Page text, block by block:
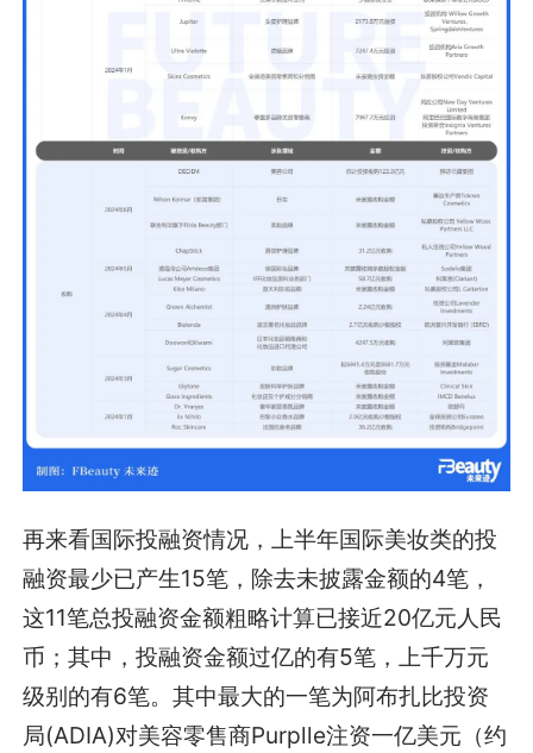
再来看国际投融资情况，上半年国际美妆类的投
融资最少已产生15笔，除去未披露金额的4笔，
这11笔总投融资金额粗略计算已接近20亿元人民
币；其中，投融资金额过亿的有5笔，上千万元
级别的有6笔。其中最大的一笔为阿布扎比投资
局(ADIA)对美容零售商Purplle注资一亿美元（约